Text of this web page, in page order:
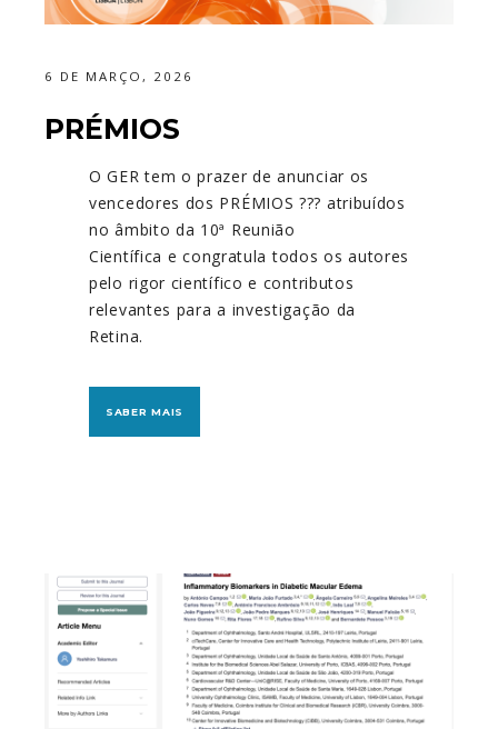
6 DE MARÇO, 2026
PRÉMIOS
O GER tem o prazer de anunciar os
vencedores dos PRÉMIOS ??? atribuídos
no âmbito da 10ª Reunião
Científica e congratula todos os autores
pelo rigor científico e contributos
relevantes para a investigação da
Retina.
SABER MAIS